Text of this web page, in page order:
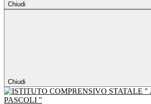
Chiudi
Chiudi